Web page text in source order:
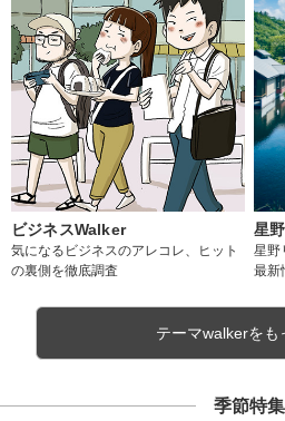
ビジネスWalker
気になるビジネスのアレコレ、ヒット
の裏側を徹底調査
星
星野
最新
テーマwalkerをも
季節特集